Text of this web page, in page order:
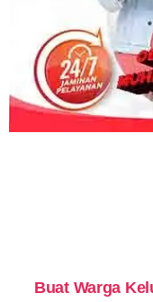
Buat Warga